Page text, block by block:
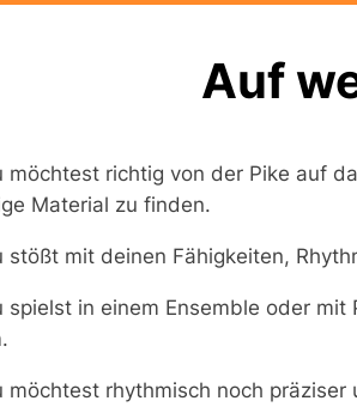
Auf
möchtest richtig von der Pike auf
Material zu finden.
stößt mit deinen Fähigkeiten,
spielst in einem Ensemble oder
möchtest rhythmisch noch präziser